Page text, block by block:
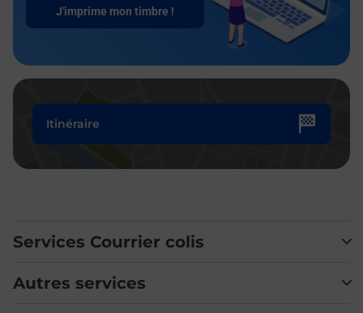
J'imprime mon timbre !
Itinéraire
Services Courrier colis
Autres services